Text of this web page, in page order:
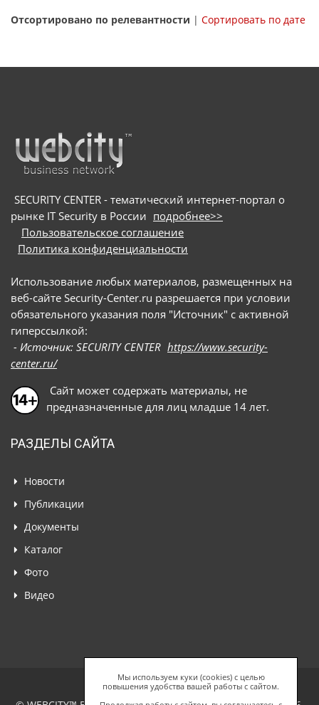
Отсортировано по релевантности | Сортировать по дате
SECURITY CENTER - тематический интернет-портал о
рынке IT Security в России подробнее>>
Пользовательское соглашение
Политика конфиденциальности
Использование любых материалов, размещенных на
веб-сайте Security-Center.ru разрешается при условии
обязательного указания поля "Источник" с активной
гиперссылкой:
- Источник: SECURITY CENTER https://www.security-
center.ru/
Сайт может содержать материалы, не
предназначенные для лиц младше 14 лет.
РАЗДЕЛЫ САЙТА
Новости
Публикации
Документы
Каталог
Фото
Видео
Мы используем куки (cookies) с целью
повышения удобства вашей работы с сайтом.